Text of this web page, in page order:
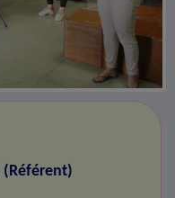
(Référent)